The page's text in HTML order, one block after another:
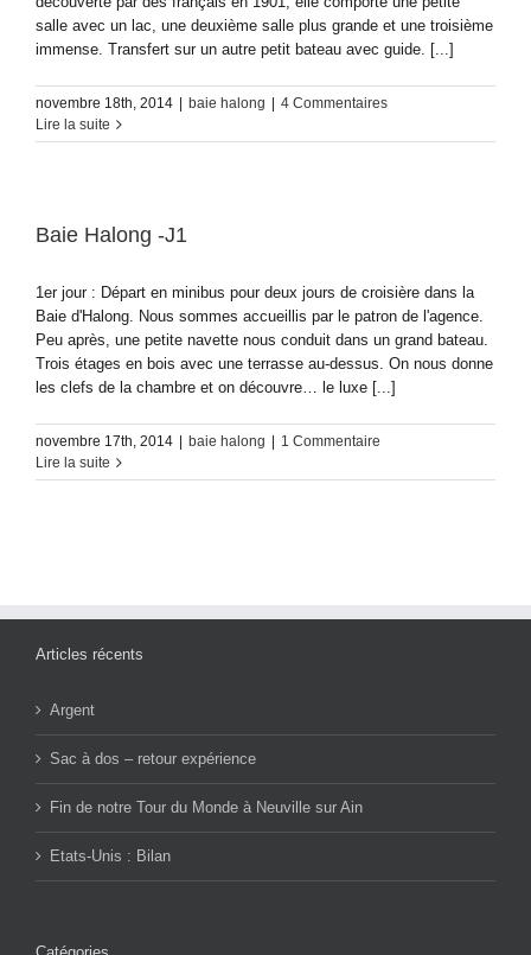
salle avec un lac, une deuxième salle plus grande et une troisième
immense. Transfert sur un autre petit bateau avec guide. [...]
novembre 18th, 2014 baie halong
4 Commentaires
Lire la suite
Baie Halong -J1
1er jour : Départ en minibus pour deux jours de croisière dans la
Baie d'Halong. Nous sommes accueillis par le patron de l'agence.
Peu après, une petite navette nous conduit dans un grand bateau.
Trois étages en bois avec une terrasse au-dessus. On nous donne
les clefs de la chambre et on découvre… le luxe [...]
novembre 17th, 2014 baie halong
1 Commentaire
Lire la suite
Articles récents
Argent
Sac à dos – retour expérience
Fin de notre Tour du Monde à Neuville sur Ain
Etats-Unis : Bilan